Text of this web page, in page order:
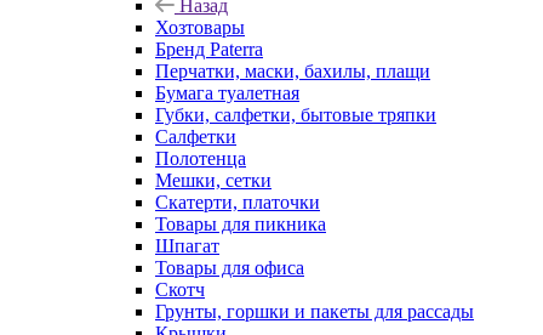
Назад
Хозтовары
Бренд Paterra
Перчатки, маски, бахилы, плащи
Бумага туалетная
Губки, салфетки, бытовые тряпки
Салфетки
Полотенца
Мешки, сетки
Скатерти, платочки
Товары для пикника
Шпагат
Товары для офиса
Скотч
Грунты, горшки и пакеты для рассады